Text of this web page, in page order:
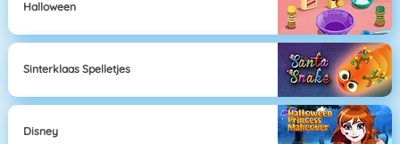
Halloween
Sinterklaas Spelletjes
Disney